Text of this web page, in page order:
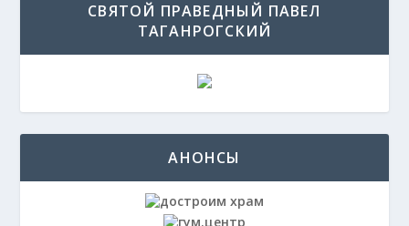
СВЯТОЙ ПРАВЕДНЫЙ ПАВЕЛ
ТАГАНРОГСКИЙ
АНОНСЫ